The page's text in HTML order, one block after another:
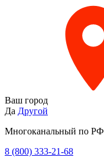
Ваш город
Да Другой
Многоканальный по РФ
8 (800) 333‑21-68